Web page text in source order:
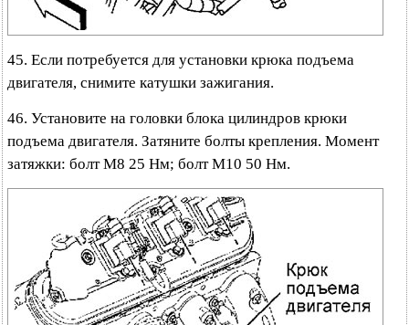
45. Если потребуется для установки крюка подъема
двигателя, снимите катушки зажигания.
46. Установите на головки блока цилиндров крюки
подъема двигателя. Затяните болты крепления. Момент
затяжки: болт М8 25 Нм; болт М10 50 Нм.